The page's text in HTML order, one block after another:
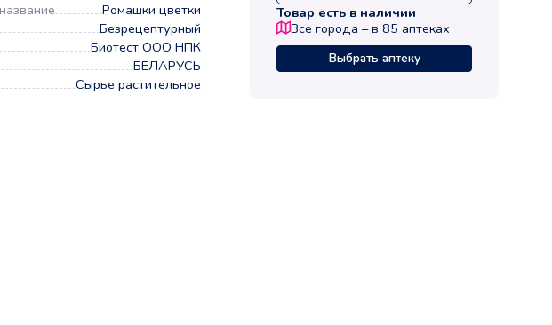
Ромашки цветки
Безрецептурный
Биотест ООО НПК
БЕЛАРУСЬ
Сырье растительное
Товар есть в наличии
Все города – в 85 аптеках
Выбрать аптеку